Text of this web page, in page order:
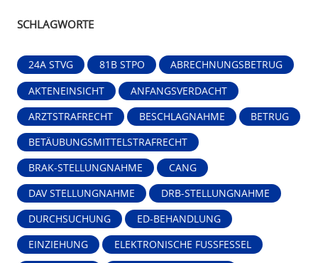
SCHLAGWORTE
24A STVG 81B STPO ABRECHNUNGSBETRUG
AKTENEINSICHT ANFANGSVERDACHT
ARZTSTRAFRECHT BESCHLAGNAHME BETRUG
BETÄUBUNGSMITTELSTRAFRECHT
BRAK-STELLUNGNAHME CANG
DAV STELLUNGNAHME DRB-STELLUNGNAHME
DURCHSUCHUNG ED-BEHANDLUNG
EINZIEHUNG ELEKTRONISCHE FUSSFESSEL